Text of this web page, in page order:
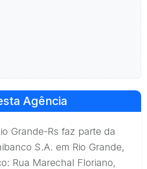
Agência
Grande-Rs faz parte da
S.A. em Rio Grande,
Rua Marechal Floriano,